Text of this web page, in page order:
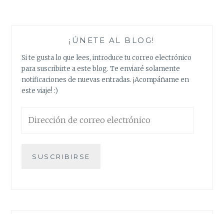
¡ÚNETE AL BLOG!
Si te gusta lo que lees, introduce tu correo electrónico
para suscribirte a este blog. Te enviaré solamente
notificaciones de nuevas entradas. ¡Acompáñame en
este viaje! :)
de
SUSCRIBIRSE